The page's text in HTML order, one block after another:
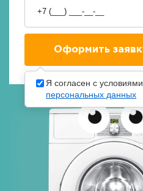
Я согласен с условиями
персональных данных